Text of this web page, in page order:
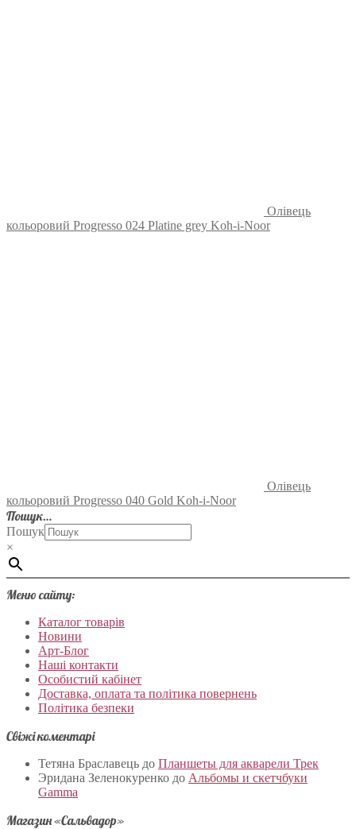
Олівець
кольоровий Progresso 024 Platine grey Koh-i-Noor
Олівець
кольоровий Progresso 040 Gold Koh-i-Noor
Пошук…
Пошук
×
Меню сайту:
Каталог товарів
Новини
Арт-Блог
Наші контакти
Особистий кабінет
Доставка, оплата та політика повернень
Політика безпеки
Свіжі коментарі
Тетяна Браславець до Планшеты для акварели Трек
Эридана Зеленокуренко до Альбомы и скетчбуки
Gamma
Магазин «Сальвадор»